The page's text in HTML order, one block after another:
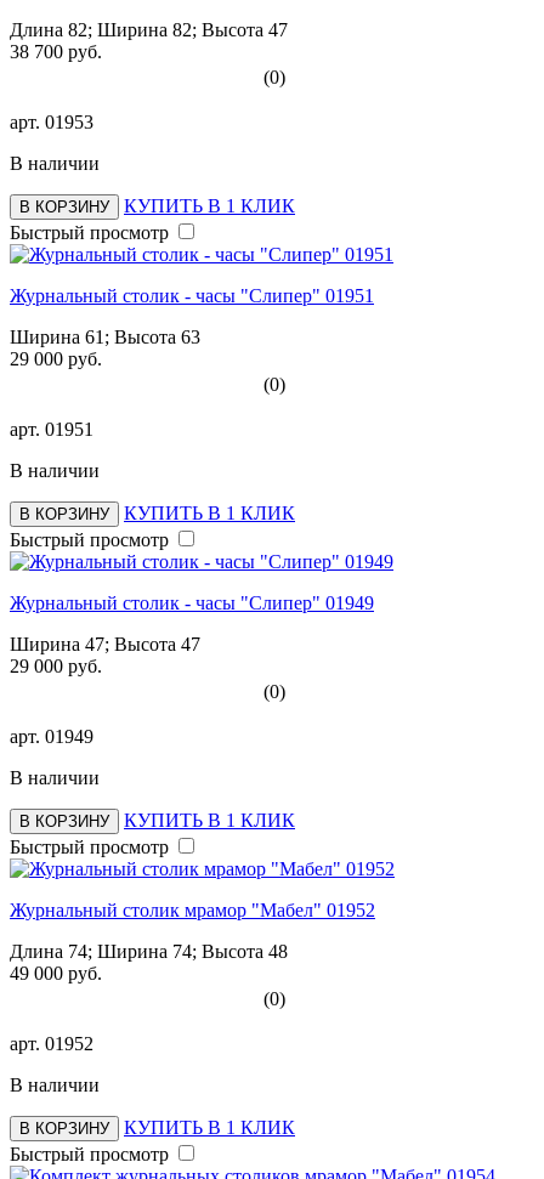
Длина 82; Ширина 82; Высота 47
38 700 руб.
(0)
арт. 01953
В наличии
В КОРЗИНУ
КУПИТЬ В 1 КЛИК
Быстрый просмотр
Журнальный столик - часы "Слипер" 01951
Ширина 61; Высота 63
29 000 руб.
(0)
арт. 01951
В наличии
В КОРЗИНУ
КУПИТЬ В 1 КЛИК
Быстрый просмотр
Журнальный столик - часы "Слипер" 01949
Ширина 47; Высота 47
29 000 руб.
(0)
арт. 01949
В наличии
В КОРЗИНУ
КУПИТЬ В 1 КЛИК
Быстрый просмотр
Журнальный столик мрамор "Мабел" 01952
Длина 74; Ширина 74; Высота 48
49 000 руб.
(0)
арт. 01952
В наличии
В КОРЗИНУ
КУПИТЬ В 1 КЛИК
Быстрый просмотр